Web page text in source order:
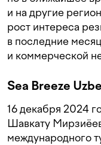
и на другие
рост интереса
в последние
и коммерческой
Sea Breeze
16 декабря 2024
Шавкату
международного